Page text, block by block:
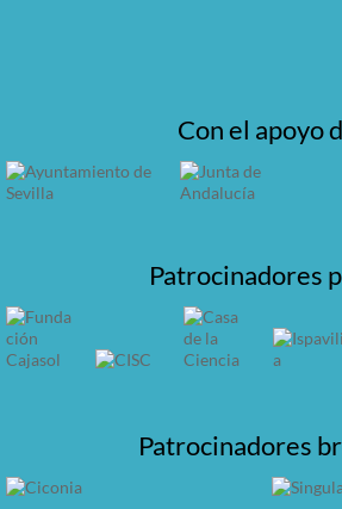
Con el apoyo
Patrocinadores
Patrocinadores